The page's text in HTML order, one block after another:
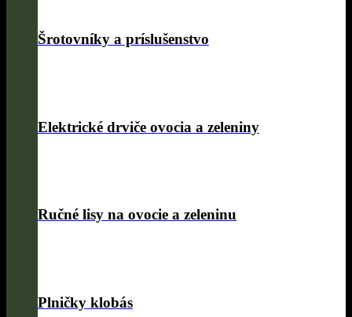
Šrotovníky a príslušenstvo
Elektrické drviče ovocia a zeleniny
Ručné lisy na ovocie a zeleninu
Plničky klobás